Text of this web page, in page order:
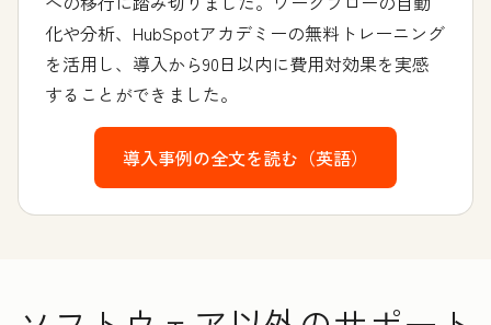
化や分析、HubSpotアカデミーの無料トレーニング
を活用し、導入から90日以内に費用対効果を実感
することができました。
導入事例の全文を読む（英語）